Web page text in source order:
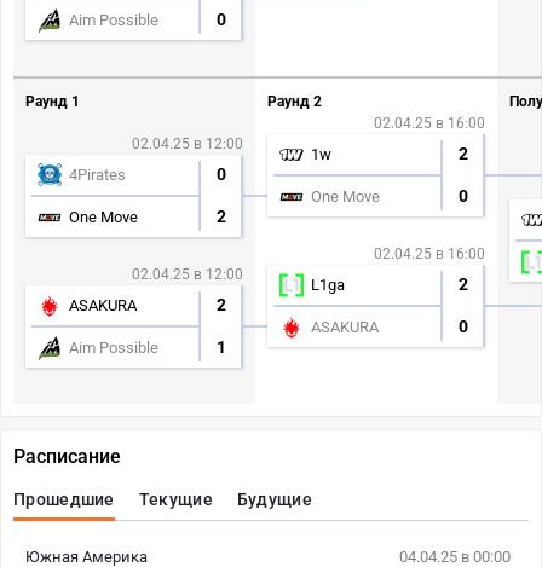
Aim Possible 0
Раунд 1
02.04.25 в 12:00
4Pirates 0
One Move 2
02.04.25 в 12:00
ASAKURA 2
Aim Possible 1
Раунд 2
02.04.25 в 16:00
1w 2
One Move 0
02.04.25 в 16:00
L1ga 2
ASAKURA 0
Расписание
Прошедшие Текущие Будущие
04.04.25 в 00:00
Южная Америка